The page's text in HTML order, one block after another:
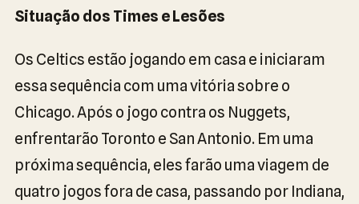
Situação dos Times e Lesões
Os Celtics estão jogando em casa e iniciaram
essa sequência com uma vitória sobre o
Chicago. Após o jogo contra os Nuggets,
enfrentarão Toronto e San Antonio. Em uma
próxima sequência, eles farão uma viagem de
quatro jogos fora de casa, passando por Indiana,